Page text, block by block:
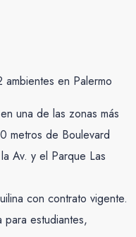
en Palermo
una de las zonas más
metros de Boulevard
Av. y el Parque Las
con contrato vigente.
estudiantes,